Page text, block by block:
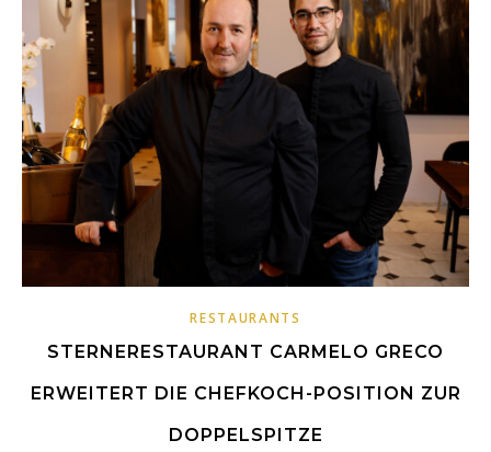
RESTAURANTS
STERNERESTAURANT CARMELO GRECO
ERWEITERT DIE CHEFKOCH-POSITION ZUR
DOPPELSPITZE